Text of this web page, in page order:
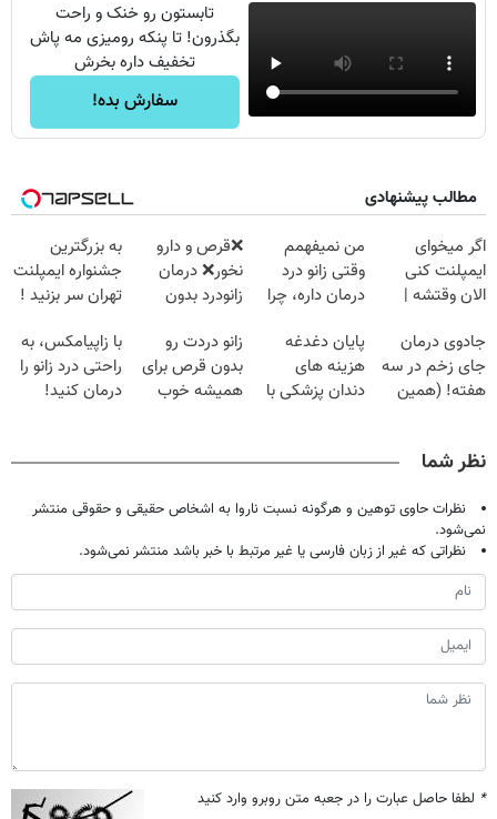
تابستون رو خنک و راحت
بگذرون! تا پنکه رومیزی مه پاش
تخفیف داره بخرش
سفارش بده!
مطالب پیشنهادی
اگر میخوای
ایمپلنت کنی
الان وقتشه |
میلیون تومان!!!
من نمیفهمم
وقتی زانو درد
درمان داره، چرا
تحمل میکنی؟❗
❌قرص‌ و دارو
نخور❌ درمان
زانودرد بدون
به بزرگترین
جشنواره ایمپلنت
تهران سر بزنید !
میلیون !
جادوی درمان
جای زخم در سه
هفته! (همین
پایان دغدغه
هزینه های
دندان پزشکی با
زانو دردت رو
بدون قرص برای
همیشه خوب
با زاپیامکس، به
راحتی درد زانو را
درمان کنید!
نظر شما
نظرات حاوی توهین و هرگونه نسبت ناروا به اشخاص حقیقی و حقوقی منتشر
نمی‌شود.
نظراتی که غیر از زبان فارسی یا غیر مرتبط با خبر باشد منتشر نمی‌شود.
* لطفا حاصل عبارت را در جعبه متن روبرو وارد کنید